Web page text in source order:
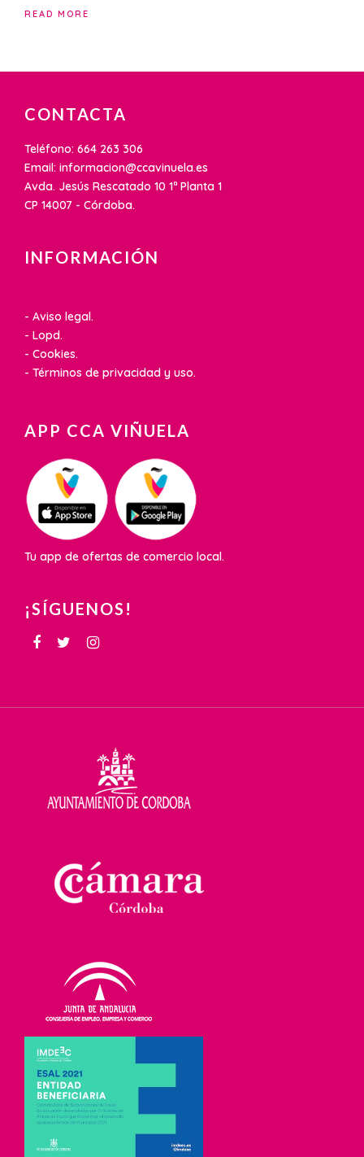
READ MORE
CONTACTA
Teléfono: 664 263 306
Email: informacion@ccavinuela.es
Avda. Jesús Rescatado 10 1ª Planta 1
CP 14007 - Córdoba.
INFORMACIÓN
- Aviso legal.
- Lopd.
- Cookies.
- Términos de privacidad y uso.
APP CCA VIÑUELA
Tu app de ofertas de comercio local.
¡SÍGUENOS!